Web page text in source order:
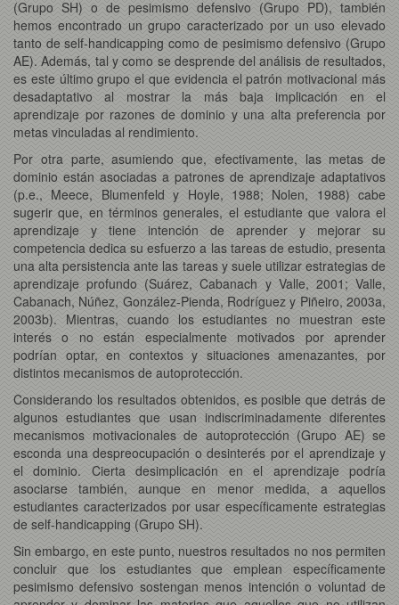
(Grupo SH) o de pesimismo defensivo (Grupo PD), también
hemos encontrado un grupo caracterizado por un uso elevado
tanto de self-handicapping como de pesimismo defensivo (Grupo
AE). Además, tal y como se desprende del análisis de resultados,
es este último grupo el que evidencia el patrón motivacional más
desadaptativo al mostrar la más baja implicación en el
aprendizaje por razones de dominio y una alta preferencia por
metas vinculadas al rendimiento.
Por otra parte, asumiendo que, efectivamente, las metas de
dominio están asociadas a patrones de aprendizaje adaptativos
(p.e., Meece, Blumenfeld y Hoyle, 1988; Nolen, 1988) cabe
sugerir que, en términos generales, el estudiante que valora el
aprendizaje y tiene intención de aprender y mejorar su
competencia dedica su esfuerzo a las tareas de estudio, presenta
una alta persistencia ante las tareas y suele utilizar estrategias de
aprendizaje profundo (Suárez, Cabanach y Valle, 2001; Valle,
Cabanach, Núñez, González-Pienda, Rodríguez y Piñeiro, 2003a,
2003b). Mientras, cuando los estudiantes no muestran este
interés o no están especialmente motivados por aprender
podrían optar, en contextos y situaciones amenazantes, por
distintos mecanismos de autoprotección.
Considerando los resultados obtenidos, es posible que detrás de
algunos estudiantes que usan indiscriminadamente diferentes
mecanismos motivacionales de autoprotección (Grupo AE) se
esconda una despreocupación o desinterés por el aprendizaje y
el dominio. Cierta desimplicación en el aprendizaje podría
asociarse también, aunque en menor medida, a aquellos
estudiantes caracterizados por usar específicamente estrategias
de self-handicapping (Grupo SH).
Sin embargo, en este punto, nuestros resultados no nos permiten
concluir que los estudiantes que emplean específicamente
pesimismo defensivo sostengan menos intención o voluntad de